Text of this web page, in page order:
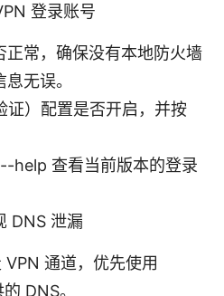
登录账号
正常，确保没有本地防火墙
无误。
证）配置是否开启，并按
help 查看当前版本的登录
DNS 泄漏
通道，优先使用
DNS。